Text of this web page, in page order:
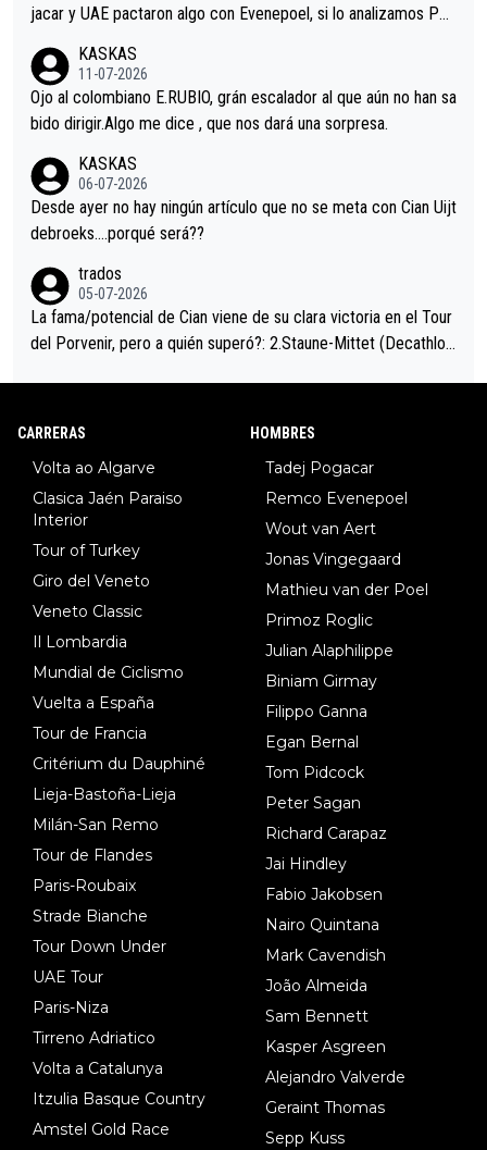
jacar y UAE pactaron algo con Evenepoel, si lo analizamos Poj
i sin pedalear, luego está el saludo con Evenepoel dándose la
mano de una manera muy fraternal, más allá de los típicos toqu
es en el hombro con que saludaba a Vingegard. Ahí hubo una in
eta, a ver si por querer poner a Del Toro con calzador en posi
ción de podio UAE y Pojacar se van complicar el tour.
KASKAS
11-07-2026
Ojo al colombiano E.RUBIO, grán escalador al que aún no han sa
bido dirigir.Algo me dice , que nos dará una sorpresa.
KASKAS
06-07-2026
Desde ayer no hay ningún artículo que no se meta con Cian Uijt
debroeks….porqué será??
trados
05-07-2026
La fama/potencial de Cian viene de su clara victoria en el Tour
del Porvenir, pero a quién superó?: 2.Staune-Mittet (Decathlon,
8.Lenny Martinez (Bahrein), 9. Van Belle (Visma), 10. Vacek (Li
CARRERAS
Volta ao Algarve
Clasica Jaén Paraiso
Interior
Tour of Turkey
Giro del Veneto
Veneto Classic
Il Lombardia
Mundial de Ciclismo
Vuelta a España
Tour de Francia
Critérium du Dauphiné
Lieja-Bastoña-Lieja
Milán-San Remo
Tour de Flandes
Paris-Roubaix
Strade Bianche
Tour Down Under
UAE Tour
Paris-Niza
Tirreno Adriatico
Volta a Catalunya
Itzulia Basque Country
Amstel Gold Race
HOMBRES
Tadej Pogacar
Remco Evenepoel
Wout van Aert
Jonas Vingegaard
Mathieu van der Poel
Primoz Roglic
Julian Alaphilippe
Biniam Girmay
Filippo Ganna
Egan Bernal
Tom Pidcock
Peter Sagan
Richard Carapaz
Jai Hindley
Fabio Jakobsen
Nairo Quintana
Mark Cavendish
João Almeida
Sam Bennett
Kasper Asgreen
Alejandro Valverde
Geraint Thomas
Sepp Kuss